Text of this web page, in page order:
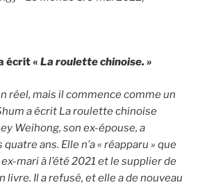
écrit « La roulette chinoise. »
réel, mais il commence comme un
a écrit La roulette chinoise
Weihong, son ex-épouse, a
ans. Elle n’a « réapparu » que
mari à l’été 2021 et le supplier de
livre. Il a refusé, et elle a de nouveau